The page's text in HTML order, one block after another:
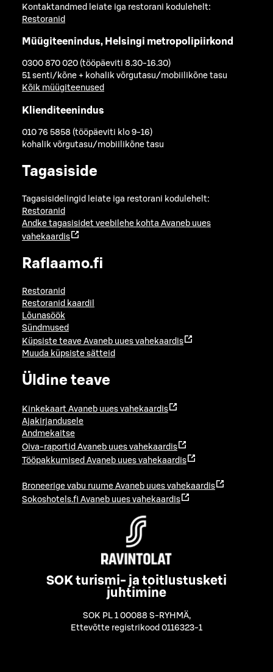
Kontaktandmed leiate iga restorani kodulehelt:
Restoranid
Müügiteenindus, Helsingi metropolipiirkond
0300 870 020 (tööpäeviti 8.30-16.30)
51 senti/kõne + kohalik võrgutasu/mobiilikõne tasu
Kõik müügiteenused
Klienditeenindus
010 76 5858 (tööpäeviti klo 9-16)
kohalik võrgutasu/mobiilikõne tasu
Tagasiside
Tagasisidelingid leiate iga restorani kodulehelt:
Restoranid
Andke tagasisidet veebilehe kohta Avaneb uues
vahekaardis
Raflaamo.fi
Restoranid
Restoranid kaardil
Lõunasöök
Sündmused
Küpsiste teave Avaneb uues vahekaardis
Muuda küpsiste sätteid
Üldine teave
Kinkekaart Avaneb uues vahekaardis
Ajakirjandusele
Andmekaitse
Oiva-raportid Avaneb uues vahekaardis
Tööpakkumised Avaneb uues vahekaardis
Broneerige vabu ruume Avaneb uues vahekaardis
Sokoshotels.fi Avaneb uues vahekaardis
SOK turismi- ja toitlustusketi
juhtimine
SOK PL 1 00088 S-RYHMÄ,
Ettevõtte registrikood 0116323-1